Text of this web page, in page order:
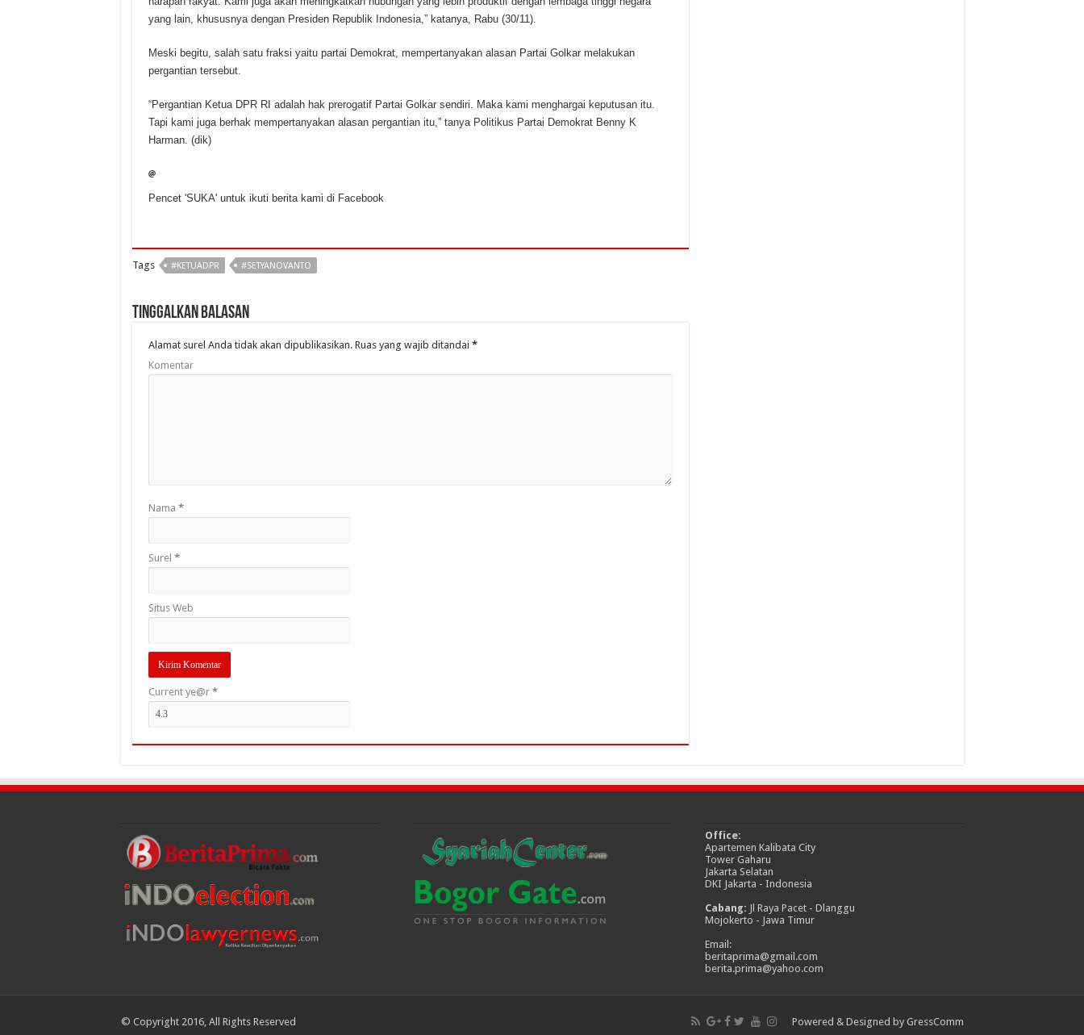
yang lain, khususnya dengan Presiden Republik Indonesia,” katanya, Rabu (30/11).
Meski begitu, salah satu fraksi yaitu partai Demokrat, mempertanyakan alasan Partai Golkar melakukan
pergantian tersebut.
“Pergantian Ketua DPR RI adalah hak prerogatif Partai Golkar sendiri. Maka kami menghargai keputusan itu.
Tapi kami juga berhak mempertanyakan alasan pergantian itu,” tanya Politikus Partai Demokrat Benny K
Harman. (dik)
Pencet 'SUKA' untuk ikuti berita kami di Facebook
Tags #KETUADPR #SETYANOVANTO
Tinggalkan Balasan
Alamat surel Anda tidak akan dipublikasikan.Ruas yang wajib ditandai *
Komentar
Nama *
Surel *
Situs Web
Current ye@r *
Office:
Apartemen Kalibata City
Tower Gaharu
Jakarta Selatan
DKI Jakarta - Indonesia
Cabang: Jl Raya Pacet - Dlanggu
Mojokerto - Jawa Timur
Email:
beritaprima@gmail.com
berita.prima@yahoo.com
Powered & Designed by GressComm
© Copyright 2016, All Rights Reserved